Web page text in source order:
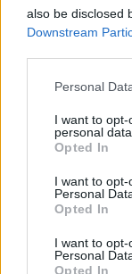
also be disclosed
Downstream
Personal
I want to
personal data.
Opted In
I want to
Personal
Opted In
I want to
Personal
Opted In
09/08/2026 - 13:51
Αυξημένη η
Πειραιά –
09/08/2026 - 12:33
Γερμανία: Το
για την
περιστατικό σε
09/08/2026 - 12:57
Π. Μαρινάκης: